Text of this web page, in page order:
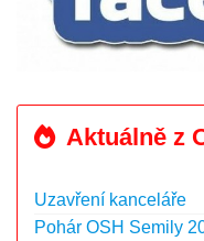
Aktuálně z
Uzavření kanceláře
Pohár OSH Semily